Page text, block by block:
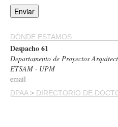
DÓNDE ESTAMOS
Despacho 61
Departamento de Proyectos
ETSAM · UPM
email
DPAA> DIRECTORIO DE